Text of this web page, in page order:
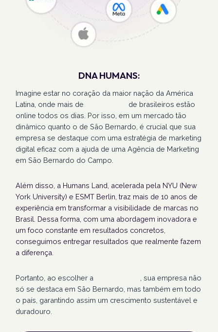
DNA HUMANS:
Imagine estar no coração da maior nação da América
Latina, onde mais de
de brasileiros estão
online todos os dias. Por isso, em um mercado tão
dinâmico quanto o de São Bernardo, é crucial que sua
empresa se destaque com uma estratégia de marketing
digital eficaz com a ajuda de uma Agência de Marketing
em São Bernardo do Campo.
Além disso, a Humans Land, acelerada pela NYU (New
York University) e ESMT Berlin, traz mais de 10 anos de
experiência em transformar a visibilidade de marcas no
Brasil. Dessa forma, com uma abordagem inovadora e
um foco constante em resultados concretos,
conseguimos entregar resultados que realmente fazem
a diferença.
Portanto, ao escolher a
, sua empresa não
só se destaca em São Bernardo, mas também em todo
o país, garantindo assim um crescimento sustentável e
duradouro.